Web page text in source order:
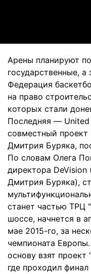
Арены планируют
государственные,
Федерация
на право
которых стали
Последняя —
совместный
Дмитрия Буряка,
По словам Олега
директора
Дмитрия Буряка),
станет частью ТРЦ
шоссе, начнется в
мае 2015-го, за
чемпионата
основу взят
где проходил